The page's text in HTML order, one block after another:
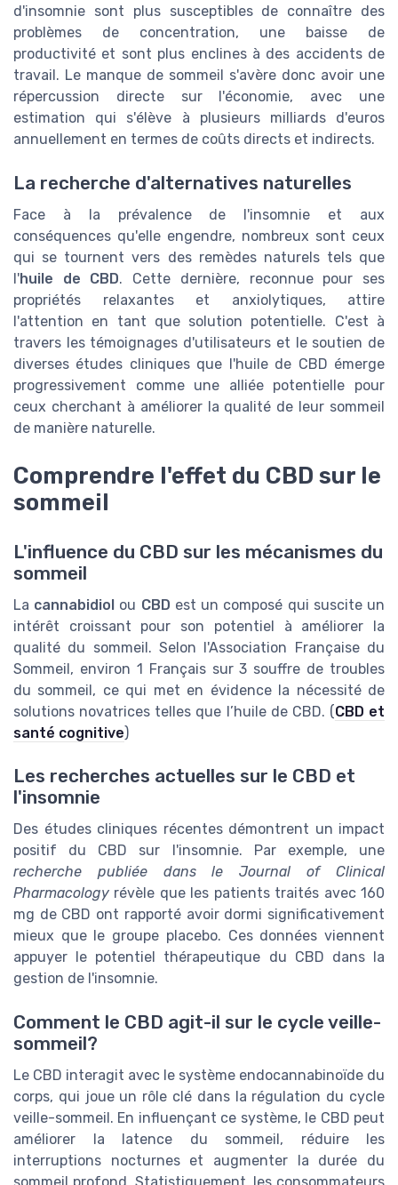
d'insomnie sont plus susceptibles de connaître des
problèmes de concentration, une baisse de
productivité et sont plus enclines à des accidents de
travail. Le manque de sommeil s'avère donc avoir une
répercussion directe sur l'économie, avec une
estimation qui s'élève à plusieurs milliards d'euros
annuellement en termes de coûts directs et indirects.
La recherche d'alternatives naturelles
Face à la prévalence de l'insomnie et aux
conséquences qu'elle engendre, nombreux sont ceux
qui se tournent vers des remèdes naturels tels que
l'huile de CBD. Cette dernière, reconnue pour ses
propriétés relaxantes et anxiolytiques, attire
l'attention en tant que solution potentielle. C'est à
travers les témoignages d'utilisateurs et le soutien de
diverses études cliniques que l'huile de CBD émerge
progressivement comme une alliée potentielle pour
ceux cherchant à améliorer la qualité de leur sommeil
de manière naturelle.
Comprendre l'effet du CBD sur le
sommeil
L'influence du CBD sur les mécanismes du
sommeil
La cannabidiol ou CBD est un composé qui suscite un
intérêt croissant pour son potentiel à améliorer la
qualité du sommeil. Selon l'Association Française du
Sommeil, environ 1 Français sur 3 souffre de troubles
du sommeil, ce qui met en évidence la nécessité de
solutions novatrices telles que l’huile de CBD. (CBD et
santé cognitive)
Les recherches actuelles sur le CBD et
l'insomnie
Des études cliniques récentes démontrent un impact
positif du CBD sur l'insomnie. Par exemple, une
recherche publiée dans le Journal of Clinical
Pharmacology révèle que les patients traités avec 160
mg de CBD ont rapporté avoir dormi significativement
mieux que le groupe placebo. Ces données viennent
appuyer le potentiel thérapeutique du CBD dans la
gestion de l'insomnie.
Comment le CBD agit-il sur le cycle veille-
sommeil?
Le CBD interagit avec le système endocannabinoïde du
corps, qui joue un rôle clé dans la régulation du cycle
veille-sommeil. En influençant ce système, le CBD peut
améliorer la latence du sommeil, réduire les
interruptions nocturnes et augmenter la durée du